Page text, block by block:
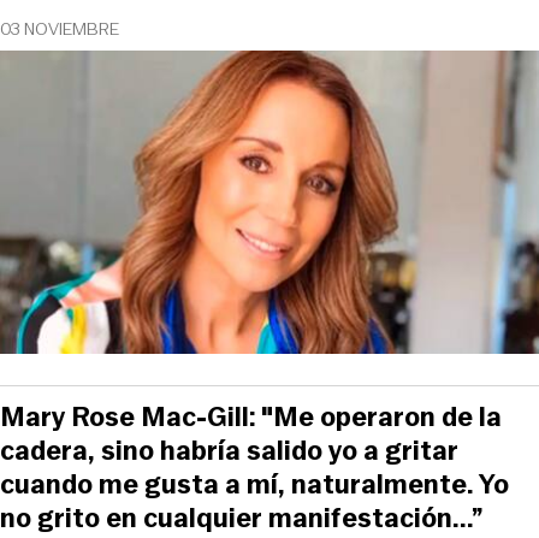
03 NOVIEMBRE
Mary Rose Mac-Gill: "Me operaron de la
cadera, sino habría salido yo a gritar
cuando me gusta a mí, naturalmente. Yo
no grito en cualquier manifestación...”